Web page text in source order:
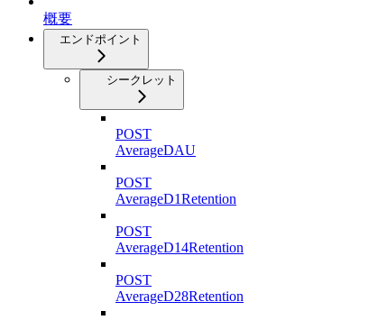
概要
エンドポイント
シークレット
POST
AverageDAU
POST
AverageD1Retention
POST
AverageD14Retention
POST
AverageD28Retention